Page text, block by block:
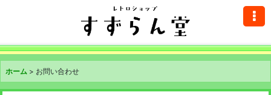
ホーム > お問い合わせ